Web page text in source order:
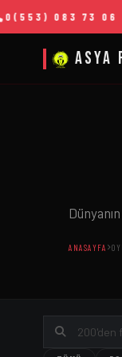
083 73 06
Asya
ANASAYFA